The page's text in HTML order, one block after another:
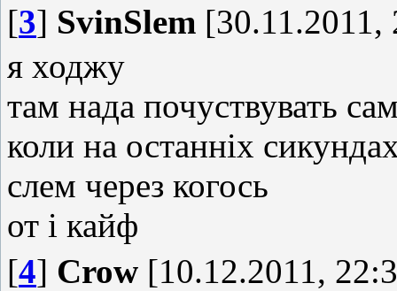
[3] SvinSlem [30.11.2011,
я ходжу
там нада почуствувать
коли на останніх
слем через когось
от і кайф
[4] Crow [10.12.2011,